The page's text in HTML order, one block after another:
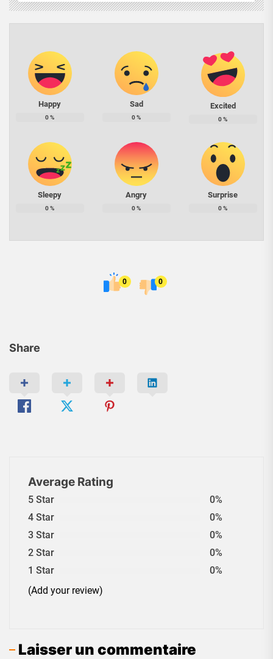
Share
Happy
0%
Sad
0%
Excited
0%
Sleepy
0%
Angry
0%
Surprise
0%
0 0
Average Rating
5 Star
0%
4 Star
0%
3 Star
0%
2 Star
0%
1 Star
0%
(Add your review)
Laisser un commentaire